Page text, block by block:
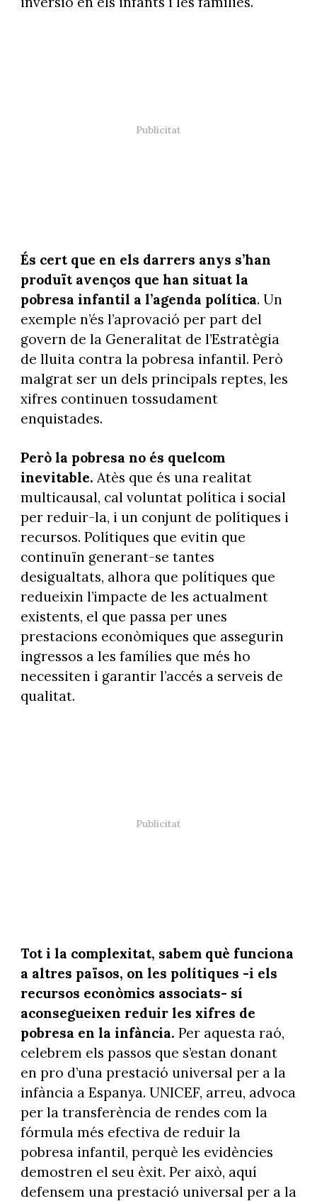
És cert que en els darrers anys s’han
produït avenços que han situat la
pobresa infantil a l’agenda política. Un
exemple n’és l’aprovació per part del
govern de la Generalitat de l’Estratègia
de lluita contra la pobresa infantil. Però
malgrat ser un dels principals reptes, les
xifres continuen tossudament
enquistades.
Però la pobresa no és quelcom
inevitable. Atès que és una realitat
multicausal, cal voluntat política i social
per reduir-la, i un conjunt de polítiques i
recursos. Polítiques que evitin que
continuïn generant-se tantes
desigualtats, alhora que polítiques que
redueixin l’impacte de les actualment
existents, el que passa per unes
prestacions econòmiques que assegurin
ingressos a les famílies que més ho
necessiten i garantir l’accés a serveis de
qualitat.
Tot i la complexitat, sabem què funciona
a altres països, on les polítiques -i els
recursos econòmics associats- sí
aconsegueixen reduir les xifres de
pobresa en la infància. Per aquesta raó,
celebrem els passos que s’estan donant
en pro d’una prestació universal per a la
infància a Espanya. UNICEF, arreu, advoca
per la transferència de rendes com la
fórmula més efectiva de reduir la
pobresa infantil, perquè les evidències
demostren el seu èxit. Per això, aquí
defensem una prestació universal per a la